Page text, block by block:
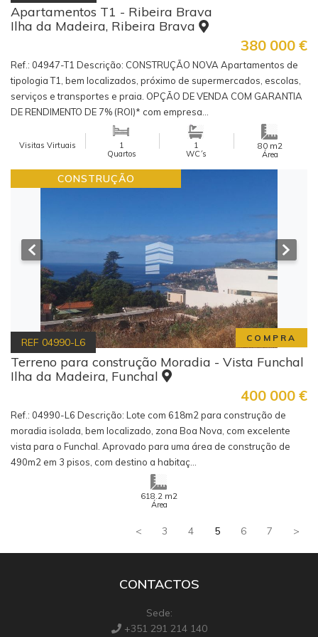
Apartamentos T1 - Ribeira Brava
Ilha da Madeira, Ribeira Brava
380 000 €
Ref.: 04947-T1 Descrição: CONSTRUÇÃO NOVA Apartamentos de
tipologia T1, bem localizados, próximo de supermercados, escolas,
serviços e transportes e praia. OPÇÃO DE VENDA COM GARANTIA
DE RENDIMENTO DE 7% (ROI)* com empresa...
Visitas Virtuais
1
Quartos
1
WC´s
80 m2
Área
CONSTRUÇÃO
COMPRA
REF 04990-L6
Terreno para construção Moradia - Vista Funchal
Ilha da Madeira, Funchal
400 000 €
Ref.: 04990-L6 Descrição: Lote com 618m2 para construção de
moradia isolada, bem localizado, zona Boa Nova, com excelente
vista para o Funchal. Aprovado para uma área de construção de
490m2 em 3 pisos, com destino a habitaç...
618.2 m2
Área
< 3 4 5 6 7 >
CONTACTOS
Sede:
+351 291 214 140